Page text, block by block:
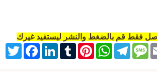
فقط قم بالضغط والنشر ليستفيد غيرك
Twitter
FacebookLinkedInTumblrPinterest
WhatsAppTelegramMessage